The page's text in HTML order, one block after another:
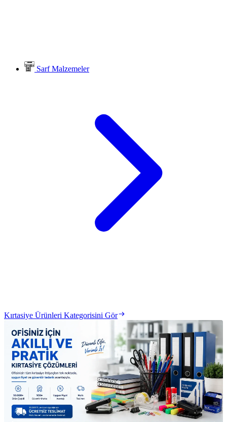
Sarf Malzemeler
Kırtasiye Ürünleri Kategorisini Gör